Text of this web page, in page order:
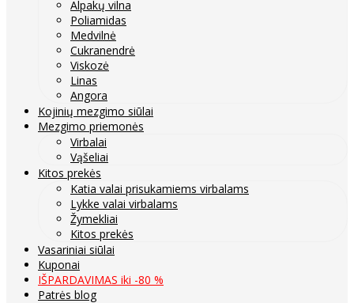
Alpakų vilna
Poliamidas
Medvilnė
Cukranendrė
Viskozė
Linas
Angora
Kojinių mezgimo siūlai
Mezgimo priemonės
Virbalai
Vąšeliai
Kitos prekės
Katia valai prisukamiems virbalams
Lykke valai virbalams
Žymekliai
Kitos prekės
Vasariniai siūlai
Kuponai
IŠPARDAVIMAS iki -80 %
Patrės blog